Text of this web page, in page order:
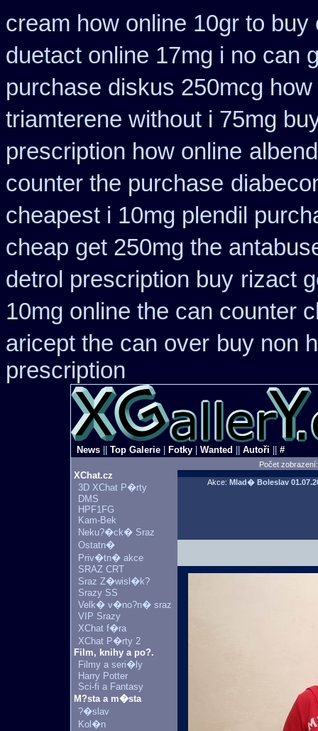
cream how online 10gr to buy
duetact online 17mg i no can
purchase diskus 250mcg how
triamterene without i 75mg
prescription how online
counter the purchase
cheapest i 10mg plendil
cheap get 250mg the
detrol prescription buy rizact
10mg online the can counter
aricept the can over buy non
prescription
News Top Galerie Fotky Wanted Autoři #
Počet
XChat.cz
3D XChat P�rty
DMS
HPF1FG
Kam-Bek
Neku?�ck� Sraz
Ostatn�
Priv�tn� akce
SRAZ CRT
Sraz Z�wisl�k?
Srazy SS
Velk� v�no?n� sraz
VIP Srazy
XChat f�ra
XChat P�rty 2
Film, knihy a po?.
Filmy a seri�ly
Harry Potter
Sci-fi a Fantasy
M?sta a m�sta
?�slav
Kol�n
Akce: Mlad� Boleslav